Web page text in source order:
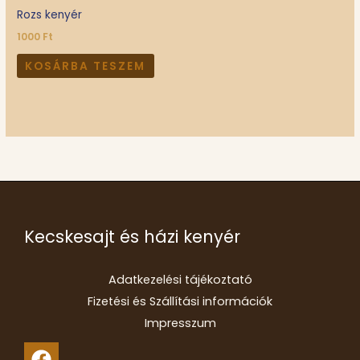
Rozs kenyér
1000 Ft
KOSÁRBA TESZEM
Kecskesajt és házi kenyér
Adatkezelési tájékoztató
Fizetési és Szállítási információk
Impresszum